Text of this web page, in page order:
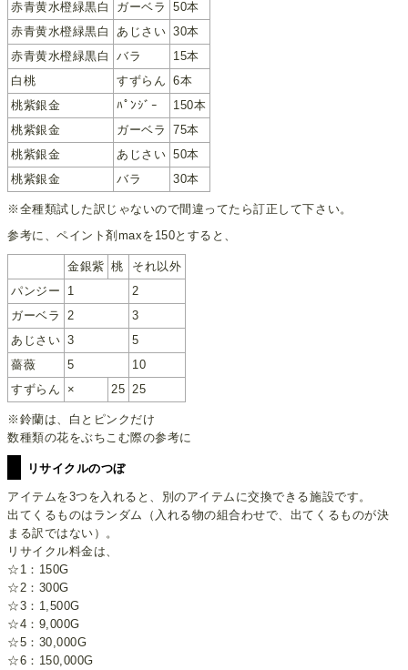
赤青黄水橙緑黒白 ガーベラ
50本
赤青黄水橙緑黒白
あじさい 30本
赤青黄水橙緑黒白
バラ
15本
白桃
すずらん 6本
桃紫銀金
ﾊﾟﾝｼﾞｰ
150本
桃紫銀金
ガーベラ
75本
桃紫銀金
あじさい 50本
桃紫銀金
バラ 30本
※全種類試した訳じゃないので間違ってたら訂正して下さい。
参考に、ペイント剤maxを150とすると、
金銀紫 桃
それ以外
パンジー
1
2
ガーベラ
2
3
あじさい 3
5
薔薇
5
10
すずらん
× 25 25
※鈴蘭は、白とピンクだけ
数種類の花をぶちこむ際の参考に
リサイクルのつぼ
アイテムを3つを入れると、別のアイテムに交換できる施設です。
出てくるものはランダム（入れる物の組合わせで、出てくるものが決
まる訳ではない）。
リサイクル料金は、
☆1：150G
☆2：300G
☆3：1,500G
☆4：9,000G
☆5：30,000G
☆6：150,000G